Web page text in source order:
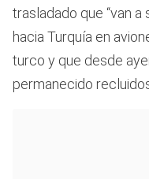
trasladado que “van
hacia Turquía en
turco y que desde
permanecido